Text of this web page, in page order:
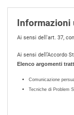
Informazioni
Ai sensi dell'art. 37,
Ai sensi dell’Accordo
Elenco argomenti
Comunicazione
Tecniche di Problem